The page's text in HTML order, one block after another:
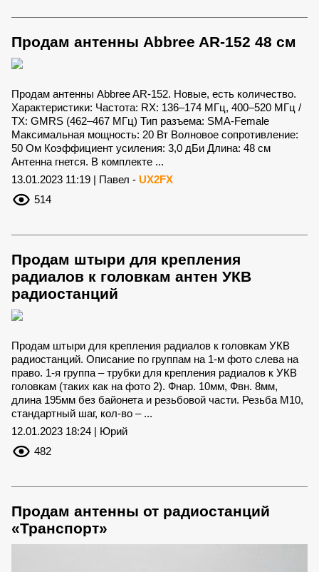
Продам антенны Abbree AR-152 48 см
Продам антенны Abbree AR-152. Новые, есть количество.
Характеристики: Частота: RX: 136–174 МГц, 400–520 МГц /
TX: GMRS (462–467 МГц) Тип разъема: SMA-Female
Максимальная мощность: 20 Вт Волновое сопротивление:
50 Ом Коэффициент усиления: 3,0 дБи Длина: 48 см
Антенна гнется. В комплекте ...
13.01.2023 11:19 | Павел - UX2FX
514
Продам штыри для крепления
радиалов к головкам антен УКВ
радиостанций
Продам штыри для крепления радиалов к головкам УКВ
радиостанций. Описание по группам на 1-м фото слева на
право. 1-я группа – трубки для крепления радиалов к УКВ
головкам (таких как на фото 2). Фнар. 10мм, Фвн. 8мм,
длина 195мм без байонета и резьбовой части. Резьба М10,
стандартный шаг, кол-во – ...
12.01.2023 18:24 | Юрий
482
Продам антенны от радиостанций
«Транспорт»